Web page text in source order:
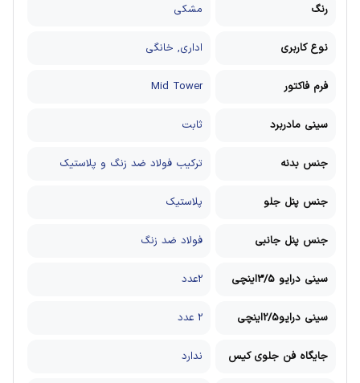
رنگ مشکی
نوع کاربری اداری, خانگی
فرم فاکتور Mid Tower
سینی مادربرد ثابت
جنس بدنه ترکیب فولاد ضد زنگ و پلاستیک
جنس پنل جلو پلاستیک
جنس پنل جانبی فولاد ضد زنگ
سینی درایو 3/5اینچی 2عدد
سینی درایو2/5اینچی 2 عدد
جایگاه فن جلوی کیس ندارد